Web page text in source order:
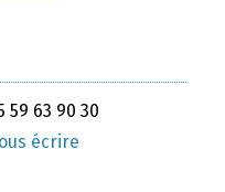
59 63 90 30
écrire